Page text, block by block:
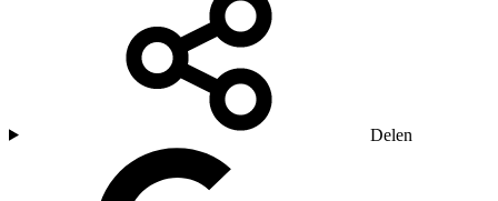
Delen